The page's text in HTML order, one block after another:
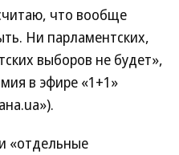
что вообще
Ни парламентских,
выборов не будет»,
в эфире «1+1»
«отдельные